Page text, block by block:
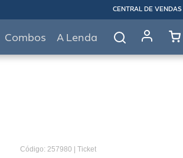
CENTRAL DE VENDAS
Combos A Lenda
Código: 257980 | Ticket